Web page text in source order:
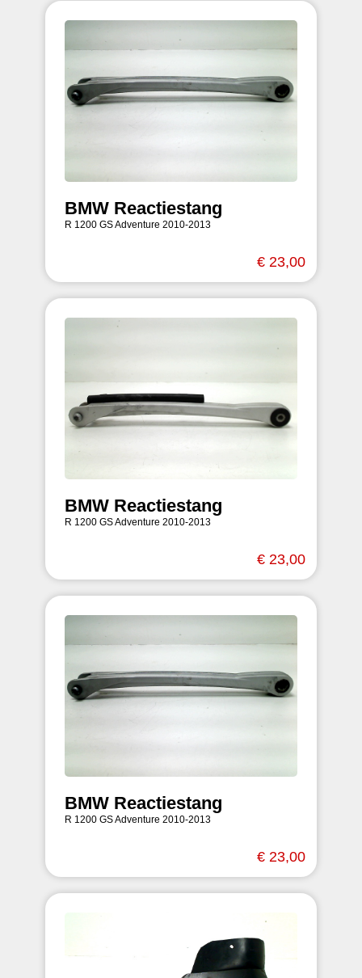
BMW Reactiestang
R 1200 GS Adventure 2010-2013
€ 23,00
BMW Reactiestang
R 1200 GS Adventure 2010-2013
€ 23,00
BMW Reactiestang
R 1200 GS Adventure 2010-2013
€ 23,00